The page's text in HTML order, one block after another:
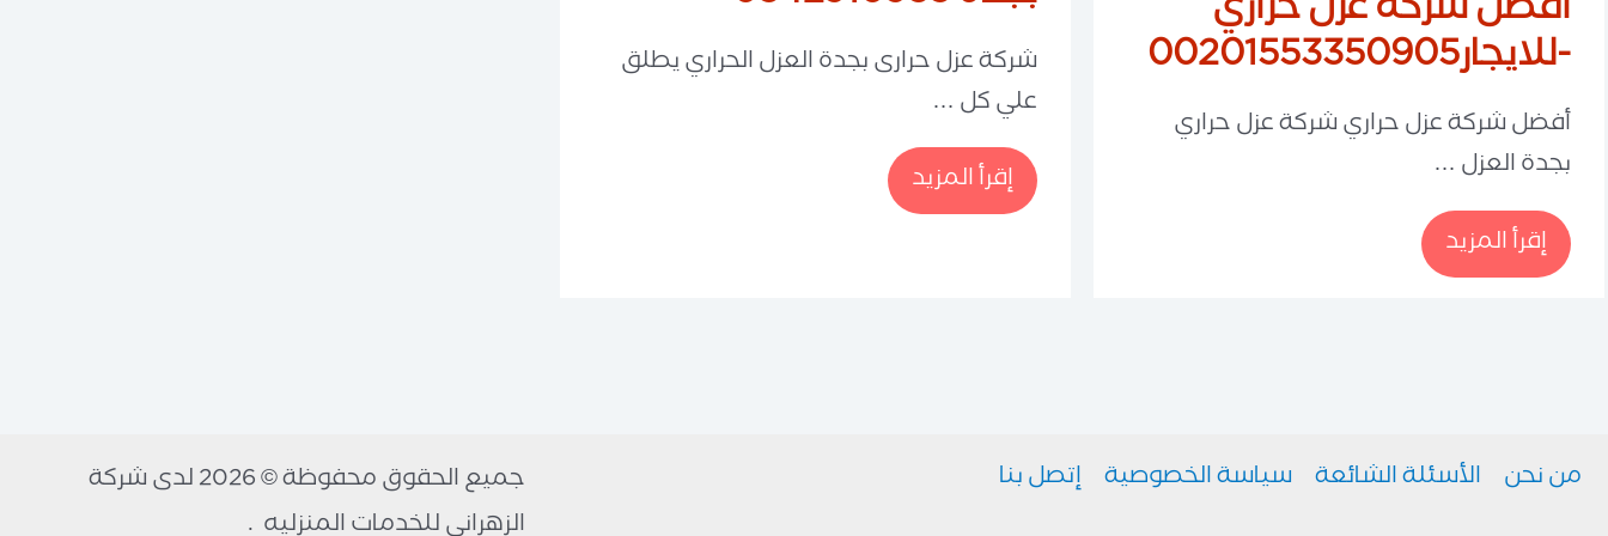
-للايجار00201553350905
أفضل شركة عزل حراري شركة عزل حراري
بجدة العزل …
أفضل
شركة
عزل
إقرأ المزيد
شركة عزل حرارى بجدة العزل الحراري يطلق
علي كل …
شركة
الزهراني
للعزل
إقرأ المزيد
من نحن الأسئلة الشائعة سياسة الخصوصية إتصل بنا
جميع الحقوق محفوظة © 2026 لدى شركة
الزهراني للخدمات المنزليه .